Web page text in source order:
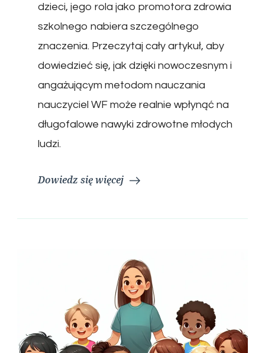
dzieci, jego rola jako promotora zdrowia
szkolnego nabiera szczególnego
znaczenia. Przeczytaj cały artykuł, aby
dowiedzieć się, jak dzięki nowoczesnym i
angażującym metodom nauczania
nauczyciel WF może realnie wpłynąć na
długofalowe nawyki zdrowotne młodych
ludzi.
Dowiedz się więcej